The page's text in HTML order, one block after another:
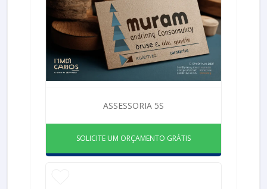
ASSESSORIA 5S
SOLICITE UM ORÇAMENTO GRÁTIS